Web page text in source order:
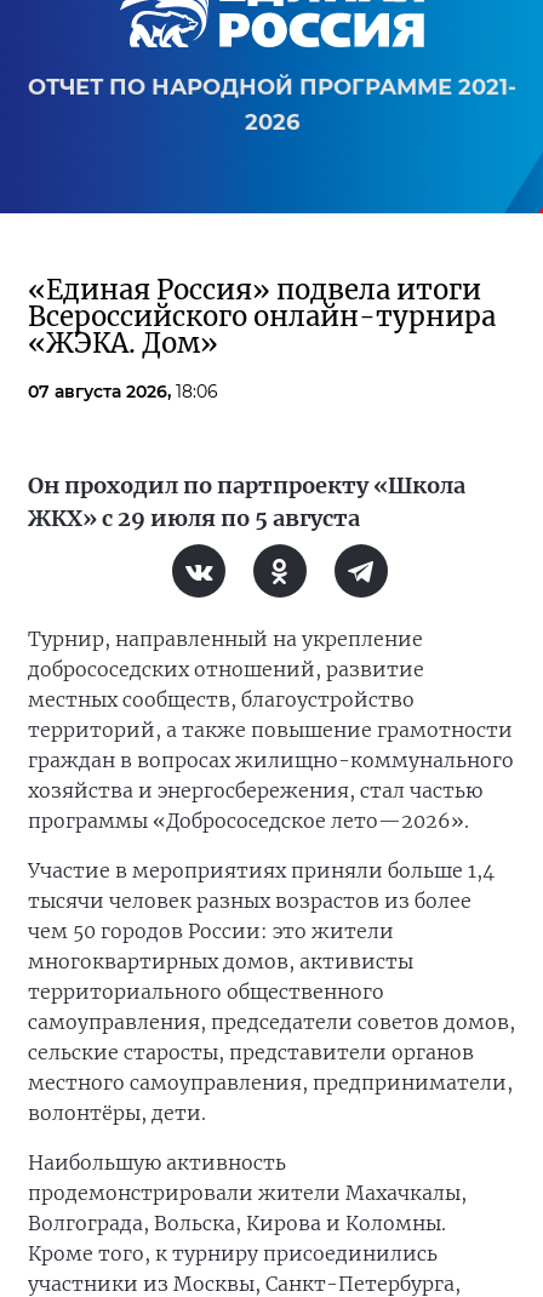
ОТЧЕТ ПО НАРОДНОЙ ПРОГРАММЕ 2021-
2026
«Единая Россия» подвела итоги
Всероссийского онлайн-турнира
«ЖЭКА. Дом»
07 августа 2026, 18:06
Он проходил по партпроекту «Школа
ЖКХ» с 29 июля по 5 августа
Турнир, направленный на укрепление
добрососедских отношений, развитие
местных сообществ, благоустройство
территорий, а также повышение грамотности
граждан в вопросах жилищно-коммунального
хозяйства и энергосбережения, стал частью
программы «Добрососедское лето—2026».
Участие в мероприятиях приняли больше 1,4
тысячи человек разных возрастов из более
чем 50 городов России: это жители
многоквартирных домов, активисты
территориального общественного
самоуправления, председатели советов домов,
сельские старосты, представители органов
местного самоуправления, предприниматели,
волонтёры, дети.
Наибольшую активность
продемонстрировали жители Махачкалы,
Волгограда, Вольска, Кирова и Коломны.
Кроме того, к турниру присоединились
участники из Москвы, Санкт-Петербурга,